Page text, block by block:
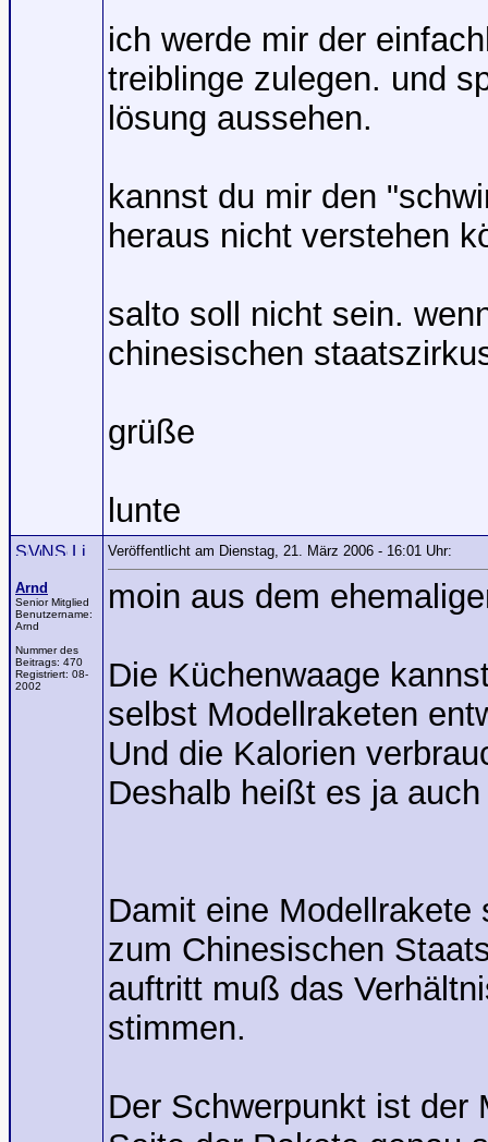
ich werde mir der
treiblinge zulegen. und
lösung aussehen.
kannst du mir den
heraus nicht verstehen
salto soll nicht sein.
chinesischen
grüße
lunte
Arnd
Senior Mitglied
Benutzername:
Arnd
Nummer des
Beitrags: 470
Registriert: 08-
2002
Veröffentlicht am Dienstag, 21. März 2006 - 16:01 Uhr:
moin aus dem
Die Küchenwaage
selbst Modellraketen
Und die Kalorien
Deshalb heißt es ja
Damit eine
zum Chinesischen
auftritt muß das
stimmen.
Der Schwerpunkt ist der